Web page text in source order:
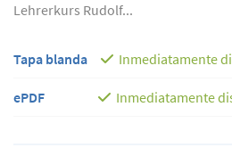
Lehrerkurs Rudolf...
Tapa blanda Inmediatamente
ePDF Inmediatamente